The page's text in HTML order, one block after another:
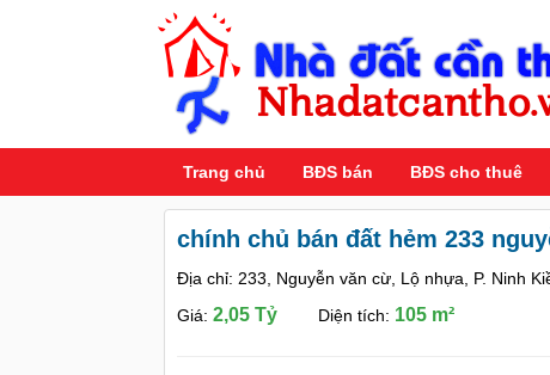
Trang chủ BĐS bán BĐS cho thuê
chính chủ bán đất hẻm 233
Địa chỉ: 233, Nguyễn văn cừ, Lộ nhựa, P. Ninh
Giá: 2,05 Tỷ Diện tích: 105 m²